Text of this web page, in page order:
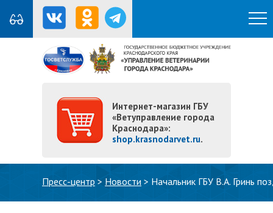
Интернет-магазин ГБУ
«Ветуправление города
Краснодара»:
shop.krasnodarvet.ru.
Пресс-центр > Новости > Начальник ГБУ В.А. Гринь